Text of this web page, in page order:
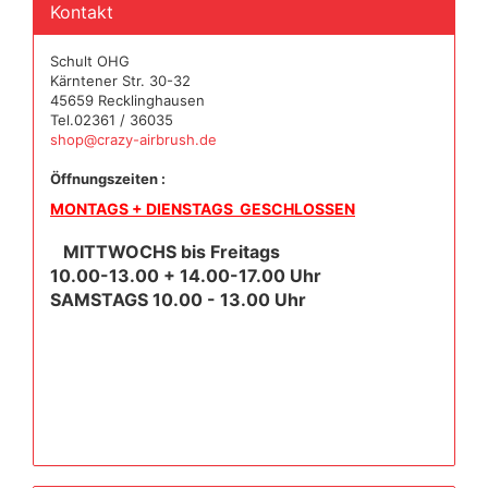
Kontakt
Schult OHG
Kärntener Str. 30-32
45659 Recklinghausen
Tel.02361 / 36035
shop@crazy-airbrush.de
Öffnungszeiten :
MONTAGS + DIENSTAGS GESCHLOSSEN
MITTWOCHS bis Freitags
10.00-13.00 + 14.00-17.00 Uhr
SAMSTAGS 10.00 - 13.00 Uhr